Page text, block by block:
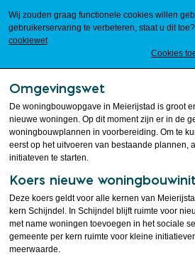
Wij zouden graag functionele cookies willen
gebruikerservaring te verbeteren, staat u dit toe?
cookiewet
Cookies
Omgevingswet
De woningbouwopgave in Meierijstad is groot
nieuwe woningen. Op dit moment zijn er in de
woningbouwplannen in voorbereiding. Om te
eerst op het uitvoeren van bestaande plannen,
initiateven te starten.
Koers nieuwe
Deze koers geldt voor alle kernen van
kern Schijndel. In Schijndel blijft ruimte voor
met name woningen toevoegen in het sociale
gemeente per kern ruimte voor kleine
meerwaarde.